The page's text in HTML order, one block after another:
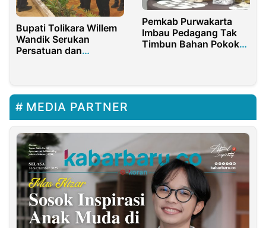
Bupati Tolikara Willem
Wandik Serukan
Persatuan dan
Pemkab Purwakarta
Imbau Pedagang Tak
Timbun Bahan Pokok
MEDIA PARTNER